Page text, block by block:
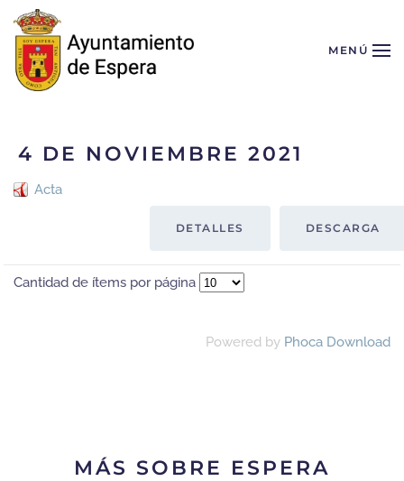
Skip to main content MENÚ
4 DE NOVIEMBRE 2021
Acta
DESCARGA
DETALLES
Cantidad de ítems por página
Powered by Phoca Download
MÁS SOBRE ESPERA